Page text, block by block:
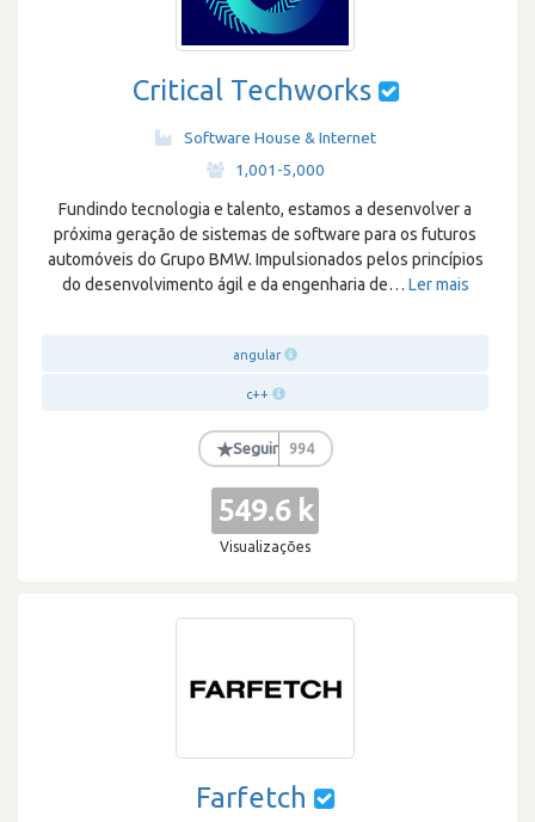
Critical Techworks
Software House & Internet
1,001-5,000
Fundindo tecnologia e talento, estamos a desenvolver a
próxima geração de sistemas de software para os futuros
automóveis do Grupo BMW. Impulsionados pelos princípios
do desenvolvimento ágil e da engenharia de… Ler mais
angular
c++
★Seguir 994
549.6 k
Visualizações
Farfetch